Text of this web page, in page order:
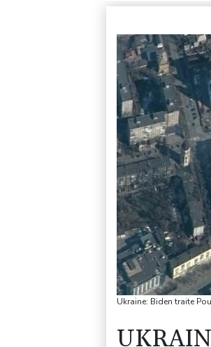
Argentine: heurts entre police et
Colombie: investiture du président de
Marchés: retour de la nervosité sur le
L'explosion d'une bombe dans un bus
Ukraine: Biden traite